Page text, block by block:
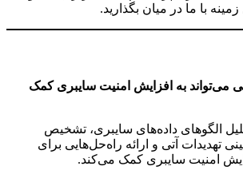
با ما در میان بگذارید.
می‌تواند به افزایش امنیت سایبری کمک
الگوهای داده‌های سایبری، تشخیص
تهدیدات آتی و ارائه راه‌حل‌هایی برای
امنیت سایبری کمک می‌کند.